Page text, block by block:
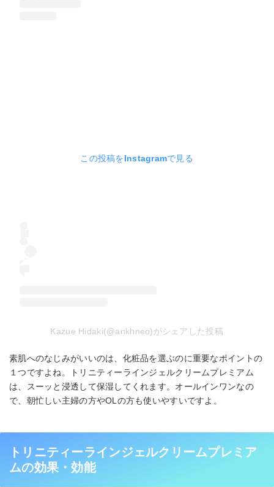
この投稿をInstagramで見る
Kazue Hidaki(@ankhneo)がシェアした投稿
素肌へのなじみがいいのは、化粧品を選ぶのに重要なポイントの
１つですよね。トリニティーラインジェルクリームプレミアム
は、スーッと浸透して保湿してくれます。オールインワンなの
で、朝忙しい主婦の方やOLの方も使いやすいですよ。
トリニティーラインジェルクリームプレミア
ムの効果・効能